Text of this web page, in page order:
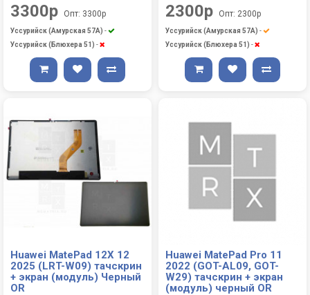
3300р Опт: 3300р
Уссурийск (Амурская 57А) -
Уссурийск (Блюхера 51) -
2300р Опт: 2300р
Уссурийск (Амурская 57А) -
Уссурийск (Блюхера 51) -
Huawei MatePad 12X 12
2025 (LRT-W09) тачскрин
+ экран (модуль) Черный
OR
Huawei MatePad Pro 11
2022 (GOT-AL09, GOT-
W29) тачскрин + экран
(модуль) черный OR